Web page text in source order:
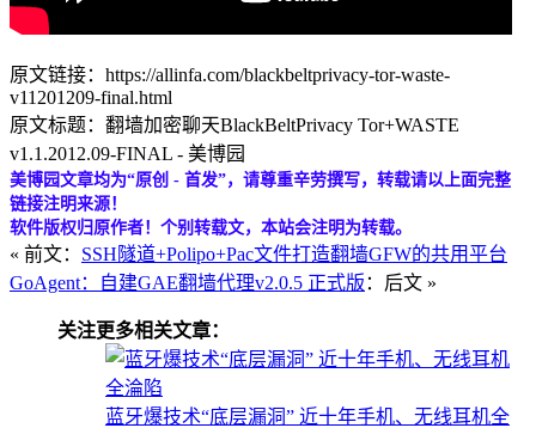
原文链接：https://allinfa.com/blackbeltprivacy-tor-waste-
v11201209-final.html
原文标题：翻墙加密聊天BlackBeltPrivacy Tor+WASTE
v1.1.2012.09-FINAL - 美博园
美博园文章均为“原创 - 首发”，请尊重辛劳撰写，转载请以上面完整
链接注明来源！
软件版权归原作者！个别转载文，本站会注明为转载。
« 前文： SSH隧道+Polipo+Pac文件打造翻墙GFW的共用平台
GoAgent：自建GAE翻墙代理v2.0.5 正式版 ：后文 »
关注更多相关文章：
蓝牙爆技术“底层漏洞” 近十年手机、无线耳机全